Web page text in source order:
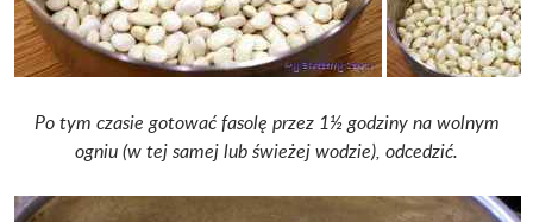
Po tym czasie gotować fasolę przez 1½ godziny na wolnym
ogniu (w tej samej lub świeżej wodzie), odcedzić.